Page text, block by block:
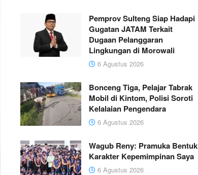
Pemprov Sulteng Siap Hadapi
Gugatan JATAM Terkait
Dugaan Pelanggaran
Lingkungan di Morowali
6 Agustus 2026
Bonceng Tiga, Pelajar Tabrak
Mobil di Kintom, Polisi Soroti
Kelalaian Pengendara
6 Agustus 2026
Wagub Reny: Pramuka Bentuk
Karakter Kepemimpinan Saya
6 Agustus 2026